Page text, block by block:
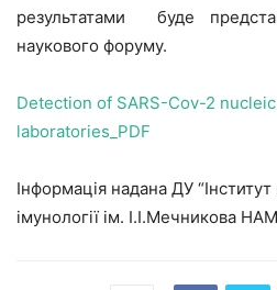
результатами буде
наукового форуму.
Detection of SARS-Cov-2
laboratories_PDF
Інформація надана ДУ “Інститут
імунології ім. І.І.Мечникова